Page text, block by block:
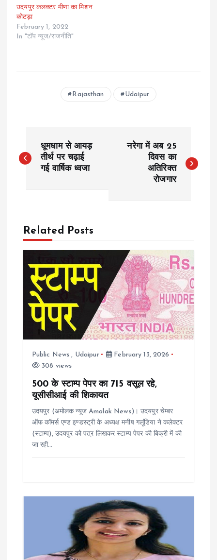
उदयपुर कलक्टर मीणा का मिशन
कोटड़ा
February 1, 2022
In "टॉप न्यूज/राजनीति"
Rajasthan Udaipur
o
n
धूमधाम से आयड़
तीर्थ पर चढ़ाई
गई वार्षिक ध्वजा
नरेगा में अब 25
दिवस का
अतिरिक्त
रोजगार
Related Posts
Public News , Udaipur
February 13, 2026
308 views
500 के स्टाम्प पेपर का 715 वसूल रहे,
यूसीसीआई की शिकायत
उदयपुर (अमोलक न्यूज Amolak News)। उदयपुर चेम्बर
ऑफ कॉमर्स एण्ड इण्डस्ट्री के अध्यक्ष मनीष गलूंडिया ने कलेक्टर
(स्टाम्प), उदयपुर को पत्र लिखकर स्टाम्प पेपर की बिक्री में की
जा रही…